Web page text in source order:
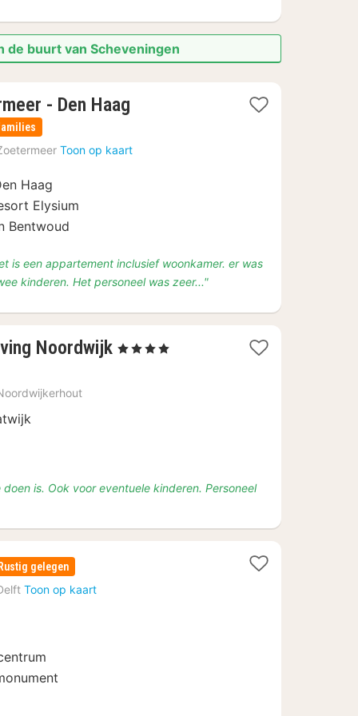
buurt van Scheveningen
- Den Haag
vanaf
€
Toon op kaart
Haag
Elysium
Bentwoud
is een appartement inclusief woonkamer. er was
kinderen. Het personeel was zeer..."
Noordwijk 2
, 4 Sterren
is. Ook voor eventuele kinderen. Personeel
Rustig gelegen
Toon op kaart